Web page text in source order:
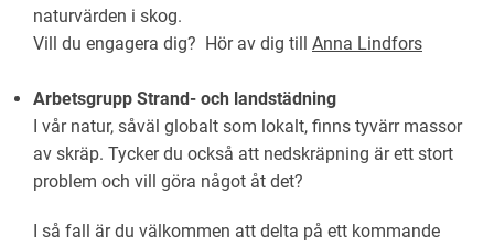
naturvärden i skog.
Vill du engagera dig? Hör av dig till Anna Lindfors
Arbetsgrupp Strand- och landstädning
I vår natur, såväl globalt som lokalt, finns tyvärr massor
av skräp. Tycker du också att nedskräpning är ett stort
problem och vill göra något åt det?
I så fall är du välkommen att delta på ett kommande